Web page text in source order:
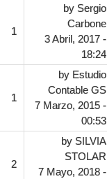
1
by Sergio
Carbone
3 Abril, 2017 -
18:24
1
by Estudio
Contable GS
7 Marzo, 2015 -
00:53
2
by SILVIA
STOLAR
7 Mayo, 2018 -